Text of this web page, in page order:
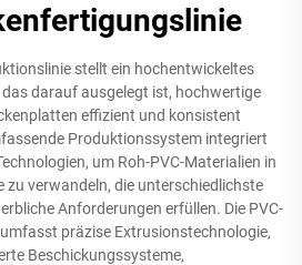
stellt ein hochentwickeltes
darauf ausgelegt ist, hochwertige
effizient und konsistent
Produktionssystem integriert
um Roh-PVC-Materialien in
zu verwandeln, die unterschiedlichste
Anforderungen erfüllen. Die PVC-
präzise Extrusionstechnologie,
Beschickungssysteme,